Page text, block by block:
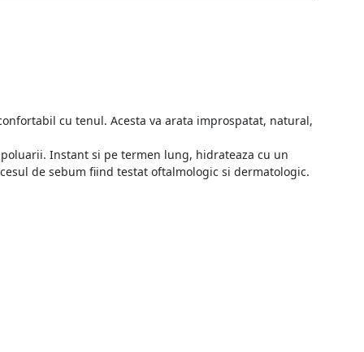
cu tenul. Acesta va arata improspatat, natural,
Instant si pe termen lung, hidrateaza cu un
de sebum fiind testat oftalmologic si dermatologic.